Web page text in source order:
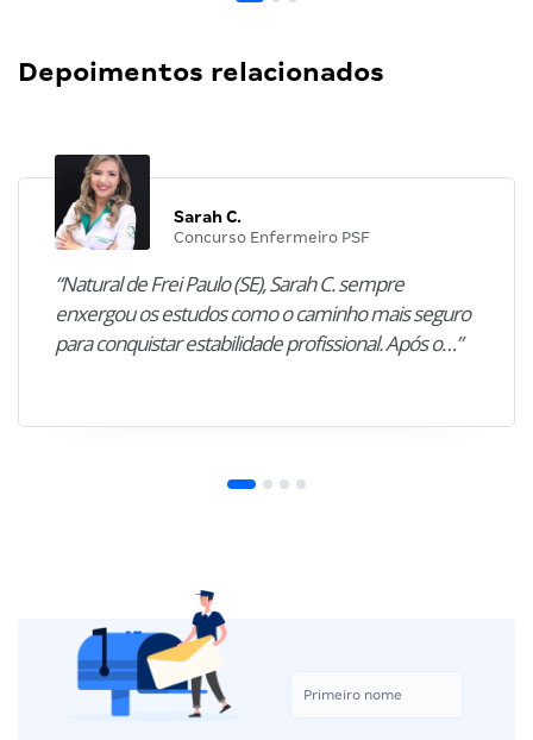
Depoimentos relacionados
Sarah C.
Concurso Enfermeiro PSF
“Natural de Frei Paulo (SE), Sarah C. sempre
enxergou os estudos como o caminho mais seguro
para conquistar estabilidade profissional. Após o…”